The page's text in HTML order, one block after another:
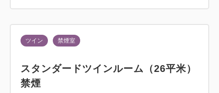
ツイン 禁煙室
スタンダードツインルーム（26平米）
禁煙